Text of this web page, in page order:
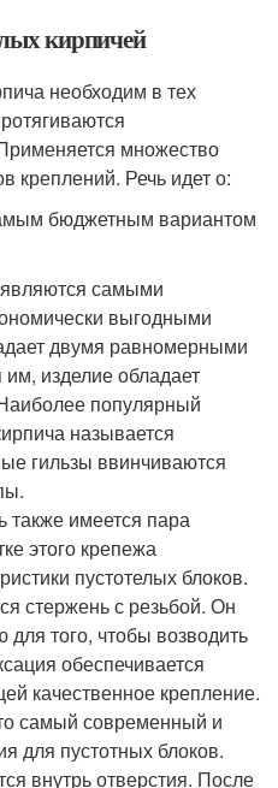
кирпичей
необходим в тех
множество
креплений. Речь идет о:
бюджетным вариантом
самыми
выгодными
двумя равномерными
изделие обладает
популярный
называется
гильзы ввинчиваются
также имеется пара
этого крепежа
пустотелых блоков.
стержень с резьбой. Он
для того, чтобы возводить
обеспечивается
качественное крепление.
самый современный и
для пустотных блоков.
внутрь отверстия. После